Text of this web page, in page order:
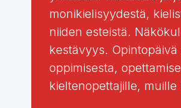
monikielisyydestä,
niiden esteistä.
kestävyys.
oppimisesta,
kieltenopettajille,